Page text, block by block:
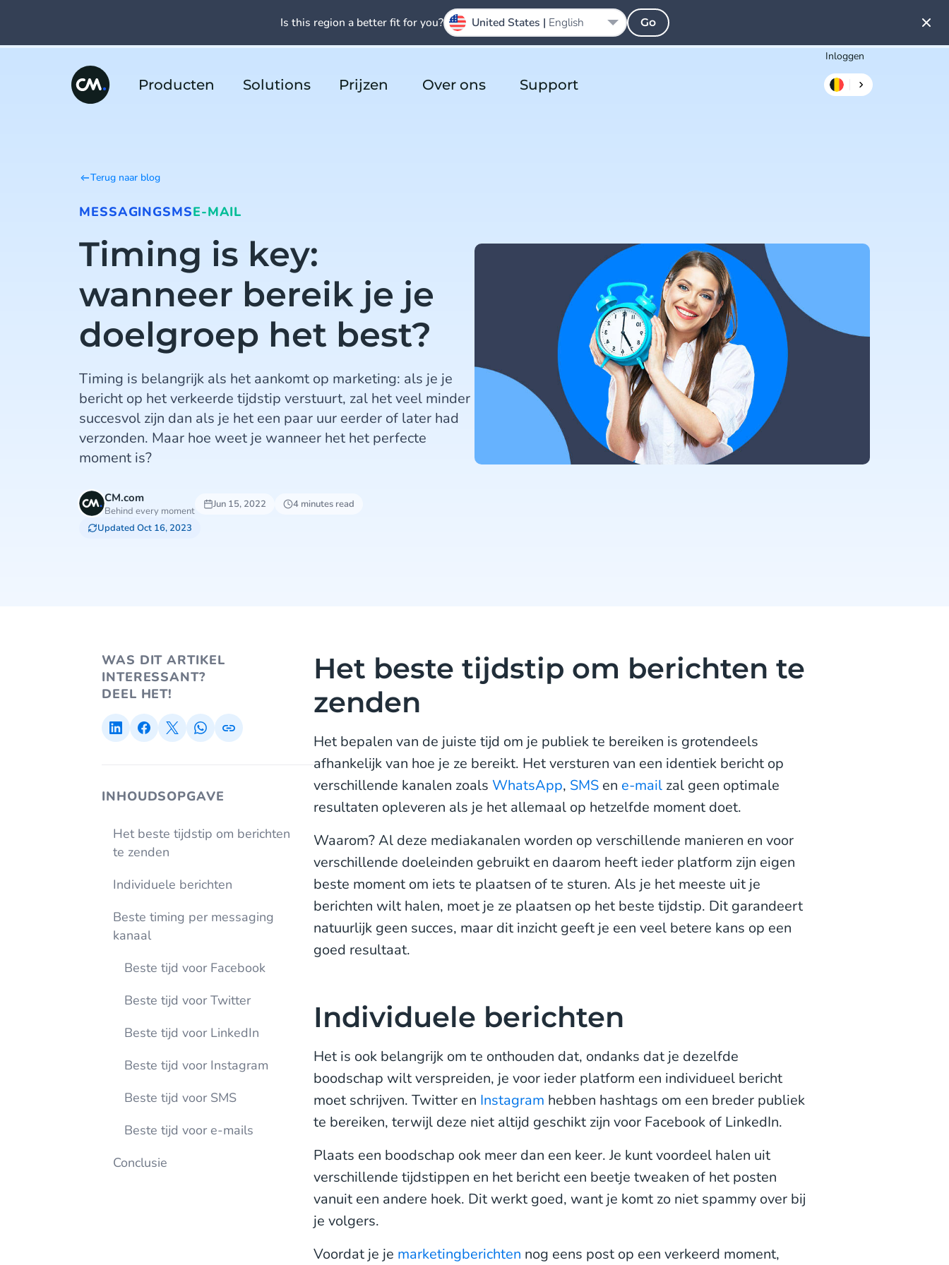
Inloggen
Producten Solutions Prijzen Over ons Support
Terug naar blog
MESSAGINGSMSE-MAIL
Timing is key:
wanneer bereik je je
doelgroep het best?
Timing is belangrijk als het aankomt op marketing: als je je
bericht op het verkeerde tijdstip verstuurt, zal het veel minder
succesvol zijn dan als je het een paar uur eerder of later had
verzonden. Maar hoe weet je wanneer het het perfecte
moment is?
CM.com
Behind every moment
Jun 15, 2022
4 minutes read
Updated Oct 16, 2023
WAS DIT ARTIKEL
INTERESSANT?
DEEL HET!
INHOUDSOPGAVE
Het beste tijdstip om berichten
te zenden
Individuele berichten
Beste timing per messaging
kanaal
Beste tijd voor Facebook
Beste tijd voor Twitter
Beste tijd voor LinkedIn
Beste tijd voor Instagram
Beste tijd voor SMS
Beste tijd voor e-mails
Conclusie
Het beste tijdstip om berichten te
zenden
Het bepalen van de juiste tijd om je publiek te bereiken is grotendeels
afhankelijk van hoe je ze bereikt. Het versturen van een identiek bericht op
verschillende kanalen zoals WhatsApp, SMS en e-mail zal geen optimale
resultaten opleveren als je het allemaal op hetzelfde moment doet.
Waarom? Al deze mediakanalen worden op verschillende manieren en voor
verschillende doeleinden gebruikt en daarom heeft ieder platform zijn eigen
beste moment om iets te plaatsen of te sturen. Als je het meeste uit je
berichten wilt halen, moet je ze plaatsen op het beste tijdstip. Dit garandeert
natuurlijk geen succes, maar dit inzicht geeft je een veel betere kans op een
goed resultaat.
Individuele berichten
Het is ook belangrijk om te onthouden dat, ondanks dat je dezelfde
boodschap wilt verspreiden, je voor ieder platform een individueel bericht
moet schrijven. Twitter en Instagram hebben hashtags om een breder publiek
te bereiken, terwijl deze niet altijd geschikt zijn voor Facebook of LinkedIn.
Plaats een boodschap ook meer dan een keer. Je kunt voordeel halen uit
verschillende tijdstippen en het bericht een beetje tweaken of het posten
vanuit een andere hoek. Dit werkt goed, want je komt zo niet spammy over bij
je volgers.
Voordat je je marketingberichten nog eens post op een verkeerd moment,
Is this region a better fit for you? United States | English Go